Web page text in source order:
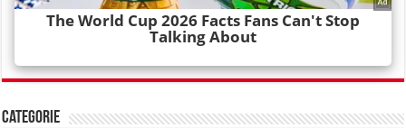
Categorie